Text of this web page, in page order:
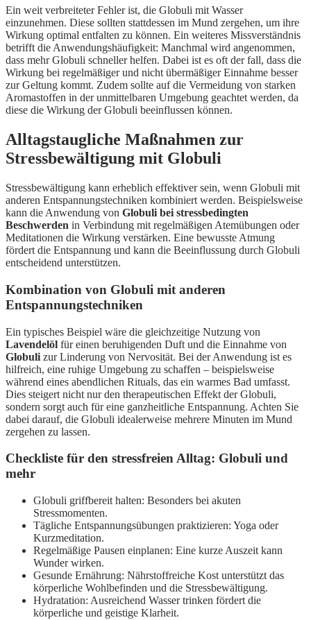
Ein weit verbreiteter Fehler ist, die Globuli mit Wasser
einzunehmen. Diese sollten stattdessen im Mund zergehen, um ihre
Wirkung optimal entfalten zu können. Ein weiteres Missverständnis
betrifft die Anwendungshäufigkeit: Manchmal wird angenommen,
dass mehr Globuli schneller helfen. Dabei ist es oft der fall, dass die
Wirkung bei regelmäßiger und nicht übermäßiger Einnahme besser
zur Geltung kommt. Zudem sollte auf die Vermeidung von starken
Aromastoffen in der unmittelbaren Umgebung geachtet werden, da
diese die Wirkung der Globuli beeinflussen können.
Alltagstaugliche Maßnahmen zur
Stressbewältigung mit Globuli
Stressbewältigung kann erheblich effektiver sein, wenn Globuli mit
anderen Entspannungstechniken kombiniert werden. Beispielsweise
kann die Anwendung von Globuli bei stressbedingten
Beschwerden in Verbindung mit regelmäßigen Atemübungen oder
Meditationen die Wirkung verstärken. Eine bewusste Atmung
fördert die Entspannung und kann die Beeinflussung durch Globuli
entscheidend unterstützen.
Kombination von Globuli mit anderen
Entspannungstechniken
Ein typisches Beispiel wäre die gleichzeitige Nutzung von
Lavendelöl für einen beruhigenden Duft und die Einnahme von
Globuli zur Linderung von Nervosität. Bei der Anwendung ist es
hilfreich, eine ruhige Umgebung zu schaffen – beispielsweise
während eines abendlichen Rituals, das ein warmes Bad umfasst.
Dies steigert nicht nur den therapeutischen Effekt der Globuli,
sondern sorgt auch für eine ganzheitliche Entspannung. Achten Sie
dabei darauf, die Globuli idealerweise mehrere Minuten im Mund
zergehen zu lassen.
Checkliste für den stressfreien Alltag: Globuli und
mehr
Globuli griffbereit halten: Besonders bei akuten
Stressmomenten.
Tägliche Entspannungsübungen praktizieren: Yoga oder
Kurzmeditation.
Regelmäßige Pausen einplanen: Eine kurze Auszeit kann
Wunder wirken.
Gesunde Ernährung: Nährstoffreiche Kost unterstützt das
körperliche Wohlbefinden und die Stressbewältigung.
Hydratation: Ausreichend Wasser trinken fördert die
körperliche und geistige Klarheit.